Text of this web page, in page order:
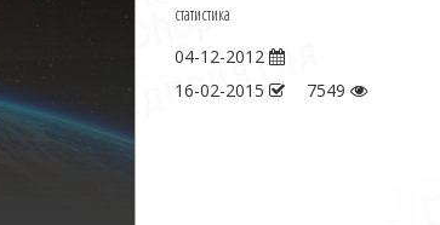
статистика
04-12-2012
16-02-2015
7549